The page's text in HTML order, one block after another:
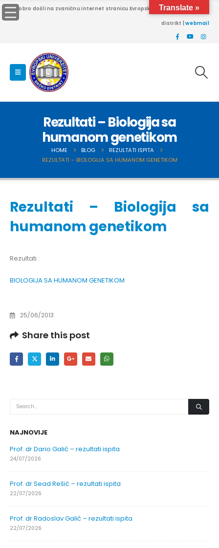
Dobro došli na zvaničnu internet stranicu Evropskog univerziteta Brčko
distrikt |webmail
Rezultati – Biologija sa
humanom genetikom
HOME BLOG
REZULTATI ISPITA
REZULTATI – BIOLOGIJA SA HUMANOM GENETIKOM
Rezultati – Biologija sa
humanom genetikom
Rezultati :
BIOLOGIJA SA HUMANOM GENETIKOM
25/06/2013
Share this post
NAJNOVIJE
Prof. dr Dario Galić – rezultati ispita
24/07/2026
Prof. dr Sead Rešić – rezultati ispita
22/07/2026
Prof. dr Radoslav Galić – rezultati ispita
22/07/2026
Translate »